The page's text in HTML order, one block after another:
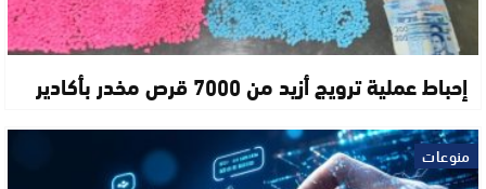
إحباط عملية ترويج أزيد من 7000 قرص مخدر بأكادير
منوعات